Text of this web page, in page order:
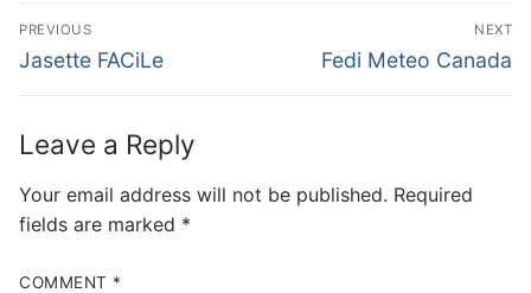
Post
navigation
PREVIOUS
Previous
Jasette FACiLe
NEXT
Next
Fedi Meteo Canada
Leave a Reply
Your email address will not be published. Required
fields are marked *
COMMENT *